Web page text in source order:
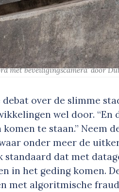
met beveiligingscamera’door
over de slimme
wel door. “En
komen te staan.” Neem
onder meer de
standaard dat met
in het geding komen.
met algoritmische